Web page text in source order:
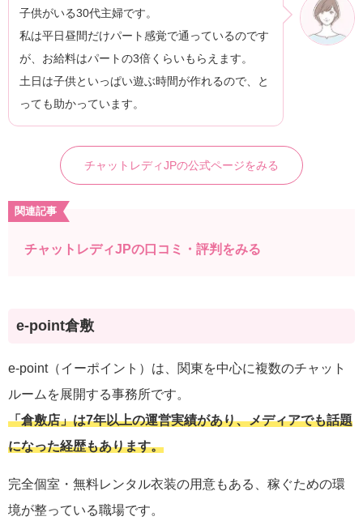
子供がいる30代主婦です。
私は平日昼間だけパート感覚で通っているのです
が、お給料はパートの3倍くらいもらえます。
土日は子供といっぱい遊ぶ時間が作れるので、と
っても助かっています。
チャットレディJPの公式ページをみる
関連記事
チャットレディJPの口コミ・評判をみる
e-point倉敷
e-point（イーポイント）は、関東を中心に複数のチャット
ルームを展開する事務所です。
「倉敷店」は7年以上の運営実績があり、メディアでも話題
になった経歴もあります。
完全個室・無料レンタル衣装の用意もある、稼ぐための環
境が整っている職場です。